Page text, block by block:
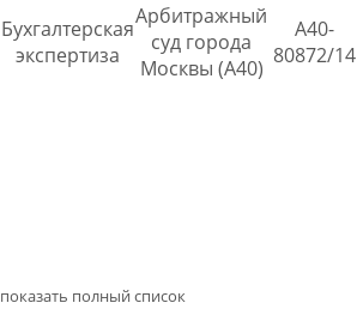
Бухгалтерская
экспертиза
Арбитражный
суд города
Москвы (А40)
А40-
80872/14
показать полный список